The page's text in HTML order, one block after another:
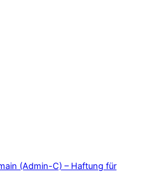
(Admin-C) – Haftung für